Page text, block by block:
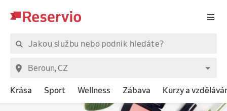
Krása Sport Wellness Zábava Kurzy a